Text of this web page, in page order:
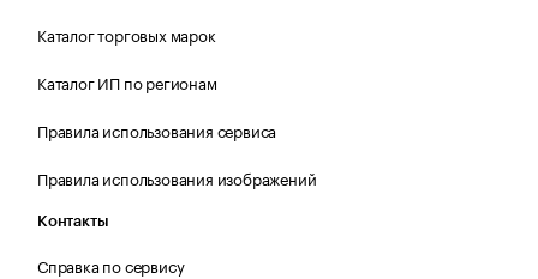
Каталог торговых марок
Каталог ИП по регионам
Правила использования сервиса
Правила использования изображений
Контакты
Справка по сервису